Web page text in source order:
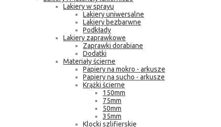
Lakiery w sprayu
Lakiery uniwersalne
Lakiery bezbarwne
Podkłady
Lakiery zaprawkowe
Zaprawki dorabiane
Dodatki
Materiały ścierne
Papiery na mokro - arkusze
Papiery na sucho - arkusze
Krążki ścierne
150mm
75mm
50mm
35mm
Klocki szlifierskie